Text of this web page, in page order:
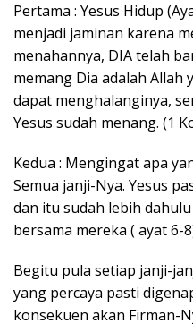
Pertama : Yesus Hidup
menjadi jaminan karena
menahannya, DIA telah
memang Dia adalah Allah
dapat menghalanginya,
Yesus sudah menang. (1
Kedua : Mengingat apa
Semua janji-Nya. Yesus
dan itu sudah lebih
bersama mereka ( ayat 6-
Begitu pula setiap janji-
yang percaya pasti
konsekuen akan Firman-